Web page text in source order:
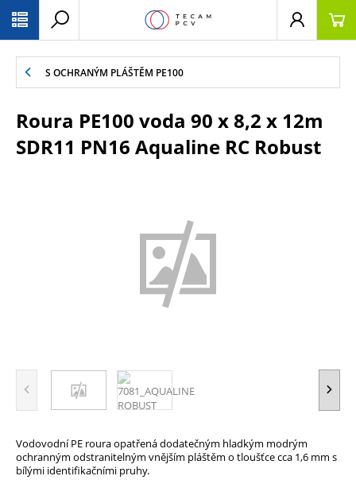
S OCHRANÝM PLÁŠTĚM PE100
Roura PE100 voda 90 x 8,2 x 12m
SDR11 PN16 Aqualine RC Robust
Vodovodní PE roura opatřená dodatečným hladkým modrým
ochranným odstranitelným vnějším pláštěm o tloušťce cca 1,6 mm s
bílými identifikačními pruhy.